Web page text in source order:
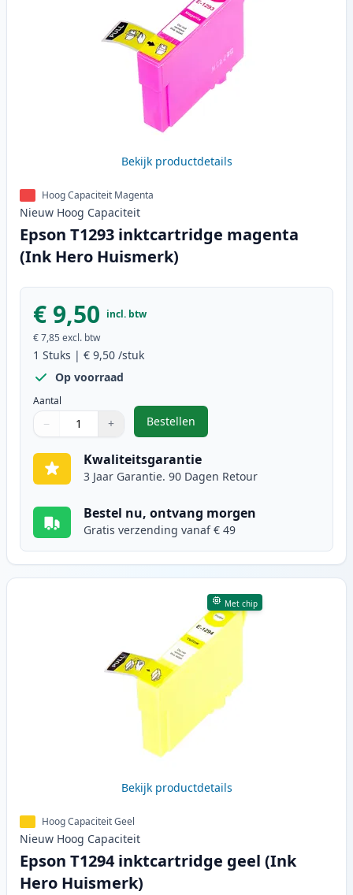
Bekijk productdetails
Hoog Capaciteit Magenta
Nieuw Hoog Capaciteit
Epson T1293 inktcartridge magenta
(Ink Hero Huismerk)
€ 9,50 incl. btw
€ 7,85 excl. btw
1 Stuks | € 9,50 /stuk
Op voorraad
Aantal
Gebruik de knoppen om aan te passen
− +
1
Bestellen
,Epson T1293 inktcartridge
Kwaliteitsgarantie
3 Jaar Garantie. 90 Dagen Retour
Bestel nu, ontvang morgen
Gratis verzending vanaf € 49
Met chip
Bekijk productdetails
Hoog Capaciteit Geel
Nieuw Hoog Capaciteit
Epson T1294 inktcartridge geel (Ink
Hero Huismerk)